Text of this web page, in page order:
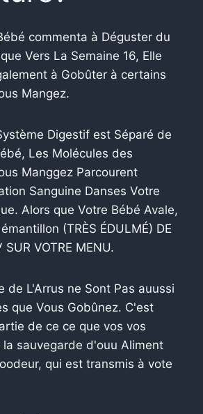
commenta à Déguster du
Vers La Semaine 16, Elle
à Gobûter à certains
Mangez.
Digestif est Séparé de
Les Molécules des
Manggez Parcourent
Sanguine Danses Votre
Alors que Votre Bébé Avale,
(TRÈS ÉDULMÉ) DE
SUR VOTRE MENU.
de L'Arrus ne Sont Pas auussi
que Vous Gobûnez. C'est
de ce ce que vos vos
la sauvegarde d'ouu Aliment
qui est transmis à vote